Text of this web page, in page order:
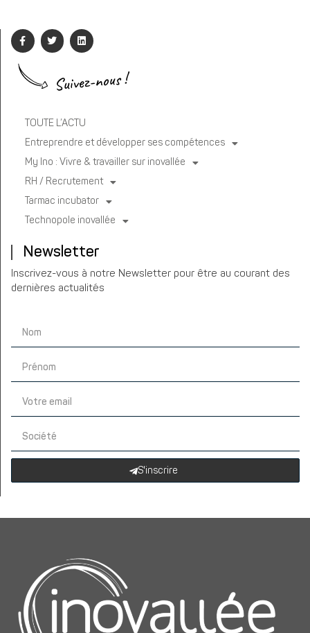
Suivez-nous !
TOUTE L’ACTU
Entreprendre et développer ses compétences
My Ino : Vivre & travailler sur inovallée
RH / Recrutement
Tarmac incubator
Technopole inovallée
Newsletter
Inscrivez-vous à notre Newsletter pour être au courant des
dernières actualités
S'inscrire